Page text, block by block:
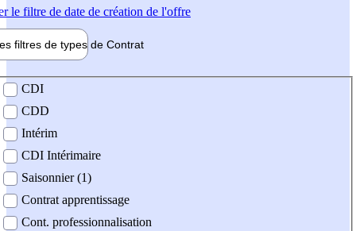
le filtre de date de création de l'offre
filtres de types de Contrat
contrat
CDI
CDD
Intérim
CDI Intérimaire
Saisonnier (1)
Contrat apprentissage
Cont. professionnalisation